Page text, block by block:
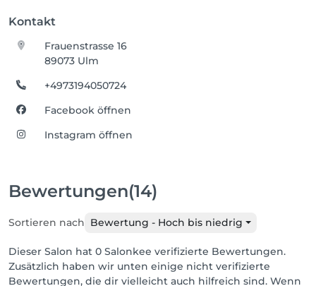
Kontakt
Frauenstrasse 16
89073 Ulm
+4973194050724
Facebook öffnen
Instagram öffnen
Bewertungen(14)
Sortieren nach Bewertung - Hoch bis niedrig
Dieser Salon hat 0 Salonkee verifizierte Bewertungen.
Zusätzlich haben wir unten einige nicht verifizierte
Bewertungen, die dir vielleicht auch hilfreich sind. Wenn